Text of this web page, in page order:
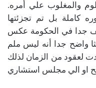
والمغلوب علي أمره.
كاملة بل تم تجزئتها
جدا في الحكومة عكس
واضح جدا أنه ليس ملم
لعقود من الزمان لذلك
او الي مجلس استشاري